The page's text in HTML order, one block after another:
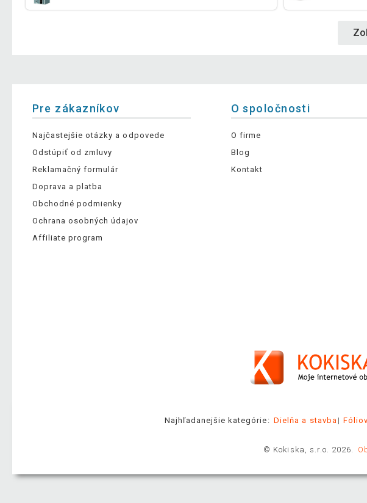
Pre zákazníkov
Najčastejšie otázky a odpovede
Odstúpiť od zmluvy
Reklamačný formulár
Doprava a platba
Obchodné podmienky
Ochrana osobných údajov
Affiliate program
O spoločnosti
O firme
Blog
Kontakt
Najhľadanejšie kategórie: Dielňa a stavba
© Kokiska, s.r.o. 2026.